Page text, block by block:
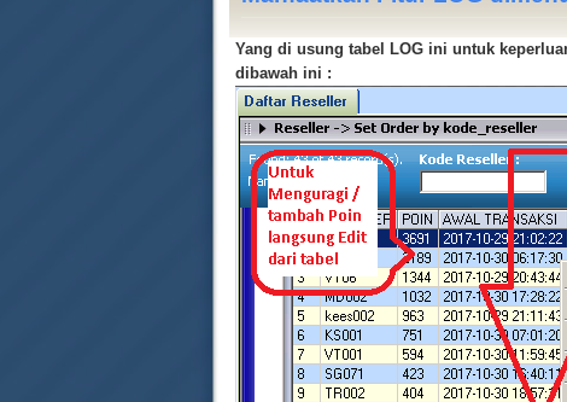
Yang di usung tabel LOG ini untuk
dibawah ini :